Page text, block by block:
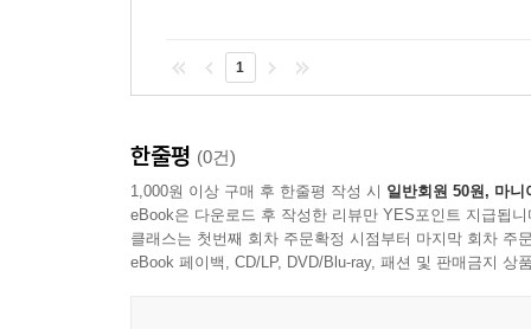
1
한줄평 (0건)
1,000원 이상 구매 후 한줄평 작성 시 일반회원 50원, 마니
eBook은 다운로드 후 작성한 리뷰만 YES포인트 지급됩니
클래스는 첫번째 회차 주문확정 시점부터 마지막 회차 주
eBook 페이백, CD/LP, DVD/Blu-ray, 패션 및 판매금지 상